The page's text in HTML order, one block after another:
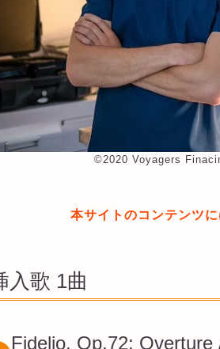
©︎2020 Voyagers
本サイトのコンテンツ
入歌 1曲
Fidelio, Op.72: